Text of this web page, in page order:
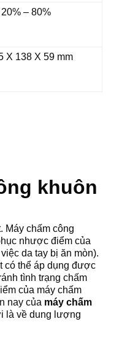
20% – 80%
X 138 X 59 mm
khuôn
Máy chấm công
nhược điểm của
da tay bị ăn mòn).
có thể áp dụng được
tình trạng chấm
của máy chấm
nay của máy chấm
là về dung lượng